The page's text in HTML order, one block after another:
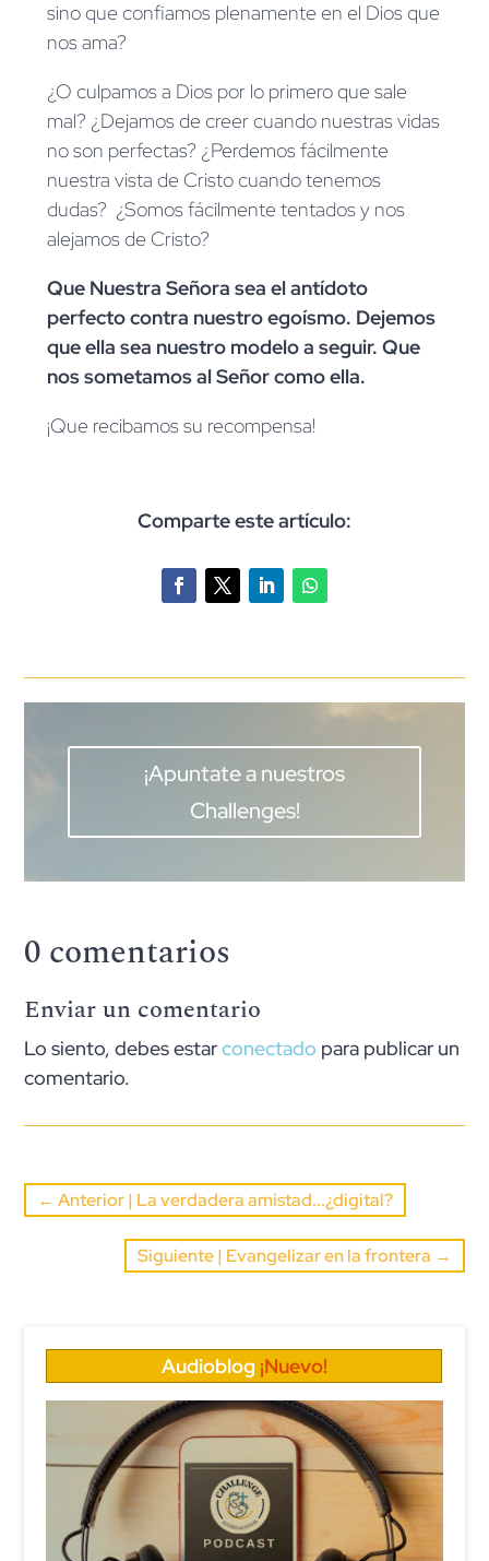
sino que confiamos plenamente en el Dios que
nos ama?
¿O culpamos a Dios por lo primero que sale
mal? ¿Dejamos de creer cuando nuestras vidas
no son perfectas? ¿Perdemos fácilmente
nuestra vista de Cristo cuando tenemos
dudas? ¿Somos fácilmente tentados y nos
alejamos de Cristo?
Que Nuestra Señora sea el antídoto
perfecto contra nuestro egoísmo. Dejemos
que ella sea nuestro modelo a seguir. Que
nos sometamos al Señor como ella.
¡Que recibamos su recompensa!
Comparte este artículo:
¡Apuntate a nuestros
Challenges!
0 comentarios
Enviar un comentario
Lo siento, debes estarconectado para publicar un
comentario.
←Anterior | La verdadera amistad...¿digital?
Siguiente | Evangelizar en la frontera →
Audioblog ¡Nuevo!